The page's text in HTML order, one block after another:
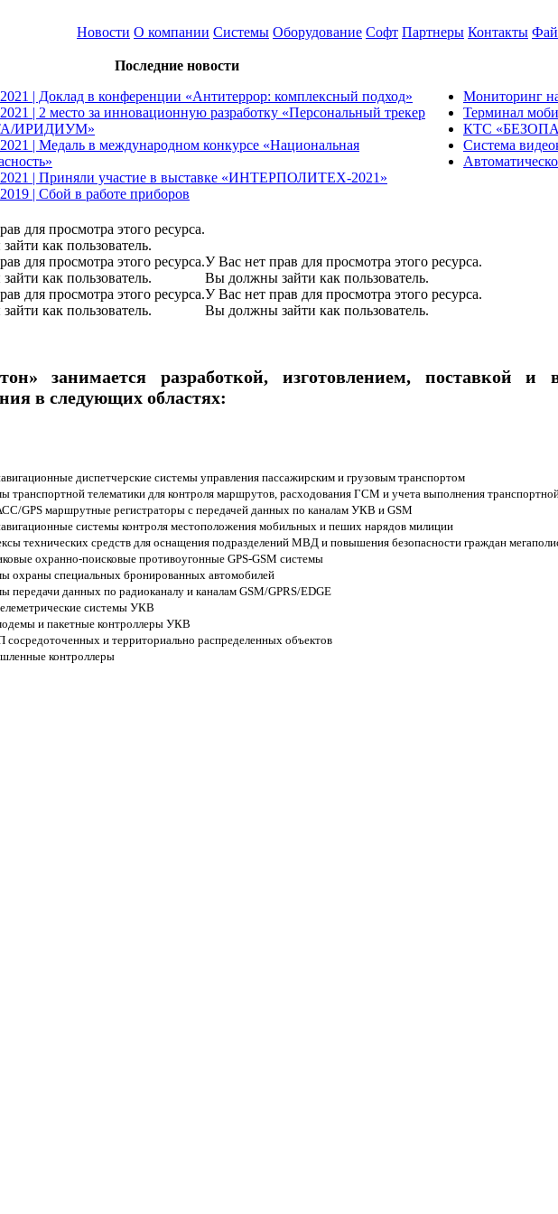
Новости О компании Системы Оборудование Софт Партнеры Контакты
Последние новости
| Доклад в конференции «Антитеррор: комплексный подход»
| 2 место за инновационную разработку «Персональный трекер
ИРИДИУМ»
| Медаль в международном конкурсе «Национальная
| Приняли участие в выставке «ИНТЕРПОЛИТЕХ-2021»
| Сбой в работе приборов
Мониторинг
Терминал
КТС
Система
для просмотра этого ресурса.
как пользователь.
для просмотра этого ресурса.
как пользователь.
У Вас нет прав для просмотра этого ресурса.
Вы должны зайти как пользователь.
для просмотра этого ресурса.
как пользователь.
У Вас нет прав для просмотра этого ресурса.
Вы должны зайти как пользователь.
занимается разработкой, изготовлением, поставкой и
в следующих областях:
диспетчерские системы управления пассажирским и грузовым транспортом
транспортной телематики для контроля маршрутов, расходования ГСМ и учета выполнения
GPS маршрутные регистраторы с передачей данных по каналам УКВ и GSM
системы контроля местоположения мобильных и пеших нарядов милиции
технических средств для оснащения подразделений МВД и повышения безопасности граждан
охранно-поисковые противоугонные GPS-GSM системы
охраны специальных бронированных автомобилей
передачи данных по радиоканалу и каналам GSM/GPRS/EDGE
системы УКВ
и пакетные контроллеры УКВ
и территориально распределенных объектов
контроллеры